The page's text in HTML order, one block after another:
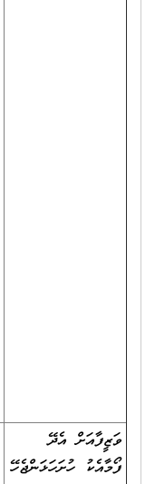
ވަޒީފާއަށް އެދޭ
ފޯމާއެކު ހުށަހަޅަންޖެހޭ